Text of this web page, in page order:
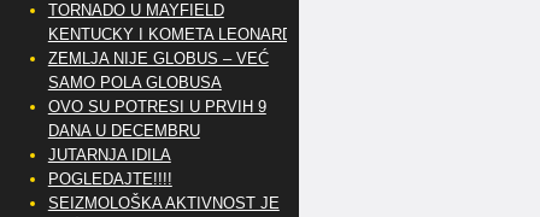
TORNADO U MAYFIELD
KENTUCKY I KOMETA LEONARD
ZEMLJA NIJE GLOBUS – VEĆ
SAMO POLA GLOBUSA
OVO SU POTRESI U PRVIH 9
DANA U DECEMBRU
JUTARNJA IDILA
POGLEDAJTE!!!!
SEIZMOLOŠKA AKTIVNOST JE